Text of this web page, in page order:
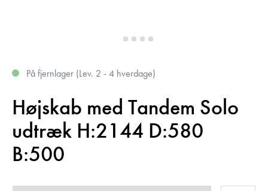
På fjernlager (Lev. 2 - 4 hverdage)
Højskab med Tandem Solo
udtræk H:2144 D:580
B:500